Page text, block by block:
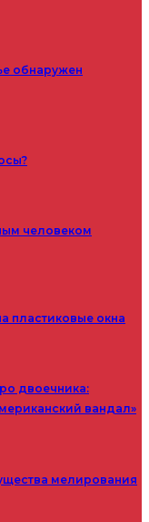
обнаружен
человеком
пластиковые окна
двоечника:
вандал»
мелирования